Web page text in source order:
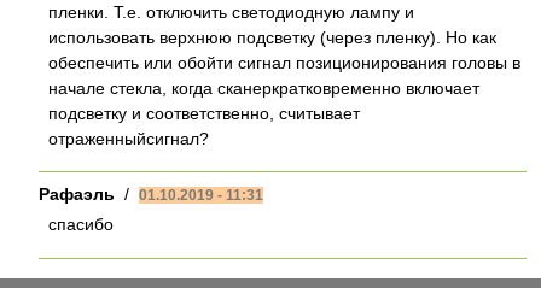
пленки. Т.е. отключить светодиодную лампу и
использовать верхнюю подсветку (через пленку). Но как
обеспечить или обойти сигнал позиционирования головы в
начале стекла, когда сканеркратковременно включает
подсветку и соответственно, считывает
отраженныйсигнал?
Рафаэль / 01.10.2019 - 11:31
спасибо